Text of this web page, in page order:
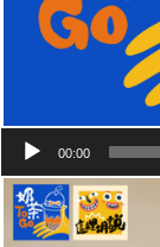
播
放
00:00